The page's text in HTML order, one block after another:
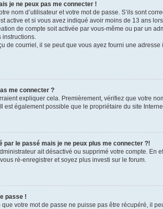
je ne peux pas me connecter !
nom d’utilisateur et votre mot de passe. S’ils sont
active et si vous avez indiqué avoir moins de 13 ans
de compte soit activée par vous-même ou par un
instructions.
de courriel, il se peut que vous ayez fourni une
me connecter ?
expliquer cela. Premièrement, vérifiez que votre
est également possible que le propriétaire du site
par le passé mais je ne peux plus me connecter ?!
ait désactivé ou supprimé votre compte.
ré-enregistrer et soyez plus investi sur le forum.
passe !
que votre mot de passe ne puisse pas être récupéré, il